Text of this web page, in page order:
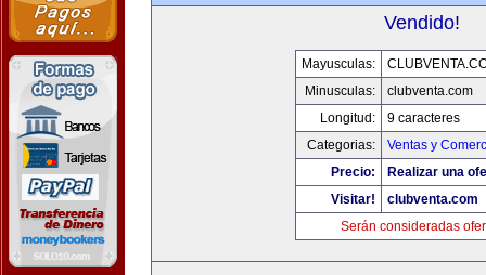
Vendido!
Mayusculas:
Minusculas:
clubventa.com
Longitud:
9 caracteres
Categorias:
Ventas y
Precio:
Realizar una
Visitar!
clubventa.com
Serán consideradas